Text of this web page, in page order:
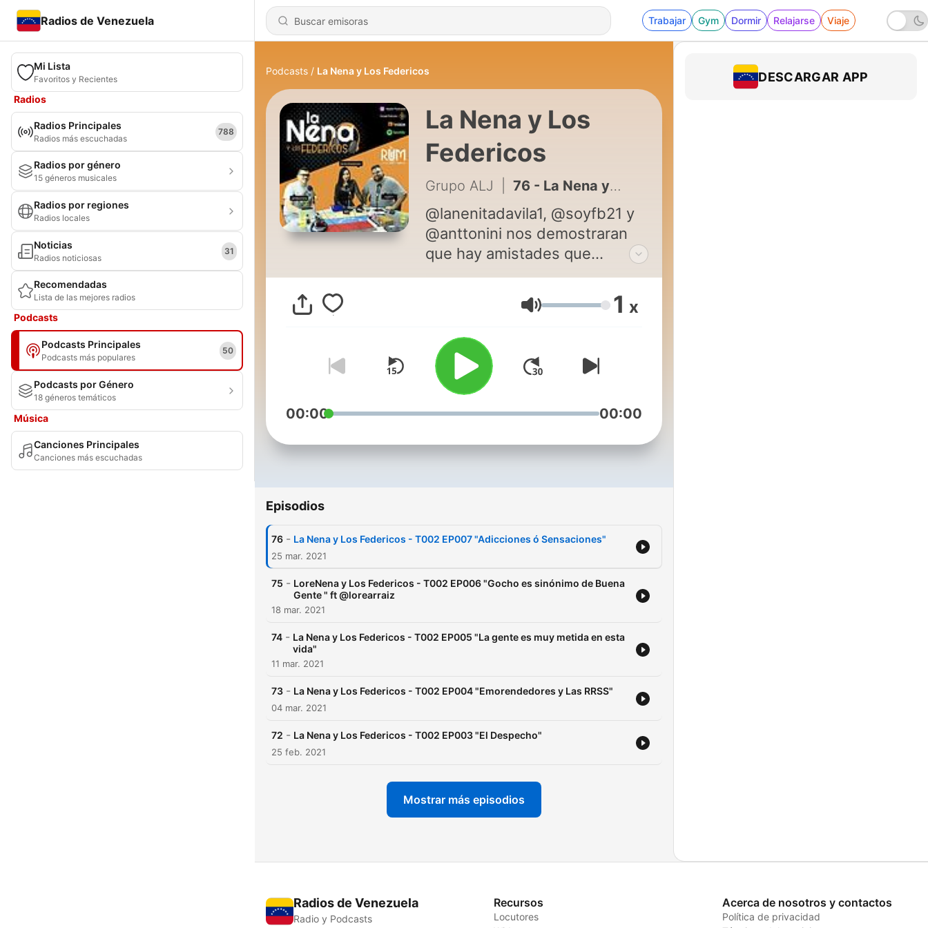
Radios de Venezuela Trabajar Gym Dormir Relajarse Viaje
Mi Lista
Favoritos y Recientes
Radios
Radios Principales
Radios más escuchadas
788
Radios por género
15 géneros musicales
Radios por regiones
Radios locales
Noticias
Radios noticiosas
31
Recomendadas
Lista de las mejores radios
Podcasts
Podcasts Principales
Podcasts más populares
50
Podcasts por Género
18 géneros temáticos
Música
Canciones Principales
Canciones más escuchadas
Podcasts La Nena y Los Federicos
La Nena y Los
Federicos
Grupo ALJ 76 - La Nena y Los Federicos - T002 EP007 "Adicciones ó Sensaciones"
@lanenitadavila1, @soyfb21 y
@anttonini nos demostraran
que hay amistades que
corrompenProduce
@rumstereo del @grupoalj
Volumen 1 x
00:00 00:00
Episodios
76 - La Nena y Los Federicos - T002 EP007 "Adicciones ó Sensaciones"
25 mar. 2021
75 - LoreNena y Los Federicos - T002 EP006 "Gocho es sinónimo de Buena
Gente " ft @lorearraiz
18 mar. 2021
74 - La Nena y Los Federicos - T002 EP005 "La gente es muy metida en esta
vida"
11 mar. 2021
73 - La Nena y Los Federicos - T002 EP004 "Emorendedores y Las RRSS"
04 mar. 2021
72 - La Nena y Los Federicos - T002 EP003 "El Despecho"
25 feb. 2021
Mostrar más episodios
DESCARGAR APP
Radios de Venezuela
Radio y Podcasts
Recursos
Locutores
Acerca de nosotros y contactos
Política de privacidad